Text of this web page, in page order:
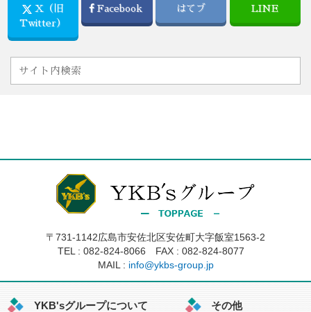
X（旧
Twitter）
Facebook はてブ LINE
〒731-1142広島市安佐北区安佐町大字飯室1563-2
TEL : 082-824-8066 FAX : 082-824-8077
MAIL : info@ykbs-group.jp
YKB'sグループについて その他